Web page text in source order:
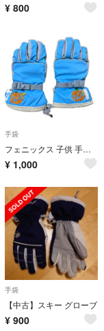
¥ 800
手袋
フェニックス 子供 手袋 JSサイズ 130-140cm 中古
¥ 1,000
手袋
【中古】スキー グローブ
¥ 900